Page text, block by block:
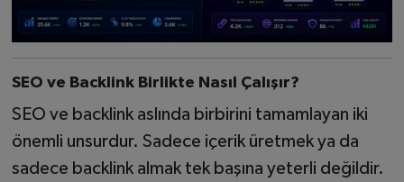
SEO ve Backlink Birlikte Nasıl Çalışır?
SEO ve backlink aslında birbirini tamamlayan iki
önemli unsurdur. Sadece içerik üretmek ya da
sadece backlink almak tek başına yeterli değildir.